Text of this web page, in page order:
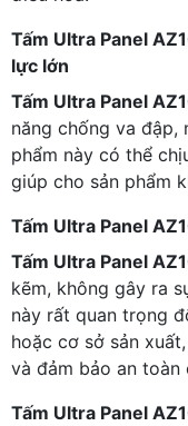
Tấm Ultra Panel
lực lớn
Tấm Ultra Panel
năng chống va đập,
phẩm này có thể
giúp cho sản phẩm
Tấm Ultra Panel
Tấm Ultra Panel
kẽm, không gây ra
này rất quan trọng
hoặc cơ sở sản
và đảm bảo an toàn
Tấm Ultra Panel